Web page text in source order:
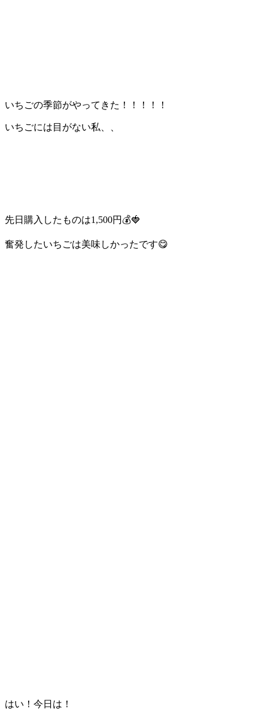
いちごの季節がやってきた！！！！！
いちごには目がない私、、
先日購入したものは1,500円💰🍓
奮発したいちごは美味しかったです😋
はい！今日は！